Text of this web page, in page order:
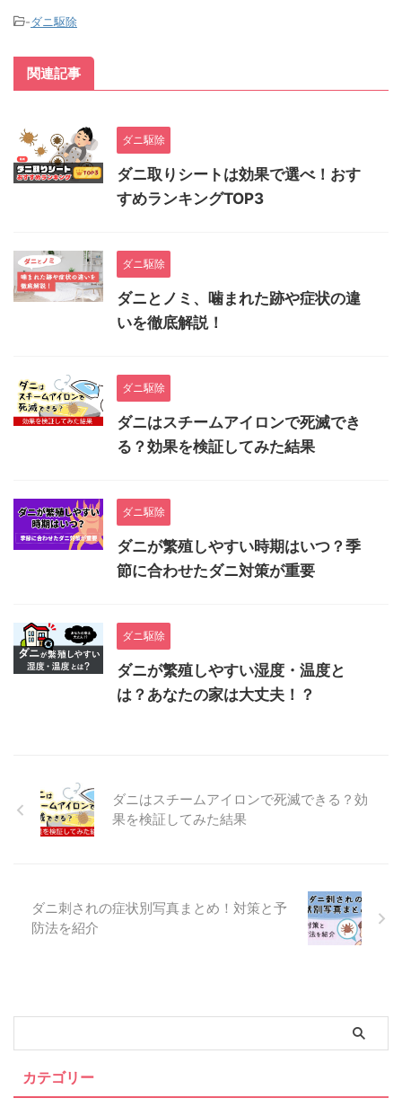
-ダニ駆除
関連記事
ダニ駆除
ダニ取りシートは効果で選べ！おす
すめランキングTOP3
ダニ駆除
ダニとノミ、噛まれた跡や症状の違
いを徹底解説！
ダニ駆除
ダニはスチームアイロンで死滅でき
る？効果を検証してみた結果
ダニ駆除
ダニが繁殖しやすい時期はいつ？季
節に合わせたダニ対策が重要
ダニ駆除
ダニが繁殖しやすい湿度・温度と
は？あなたの家は大丈夫！？
ダニはスチームアイロンで死滅できる？効
果を検証してみた結果
ダニ刺されの症状別写真まとめ！対策と予
防法を紹介
カテゴリー